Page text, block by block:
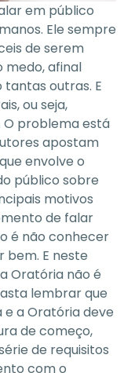
em público
Ele sempre
de serem
medo, afinal
outras. E
ou seja,
O problema está
apostam
envolve o
público sobre
motivos
de falar
é não conhecer
E neste
Oratória não é
lembrar que
e a Oratória deve
de começo,
de requisitos
com o